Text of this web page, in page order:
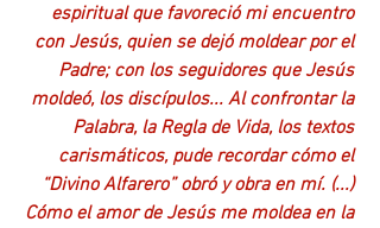
espiritual que favoreció mi encuentro
con Jesús, quien se dejó moldear por el
Padre; con los seguidores que Jesús
moldeó, los discípulos... Al confrontar la
Palabra, la Regla de Vida, los textos
carismáticos, pude recordar cómo el
“Divino Alfarero” obró y obra en mí. (...)
Cómo el amor de Jesús me moldea en la